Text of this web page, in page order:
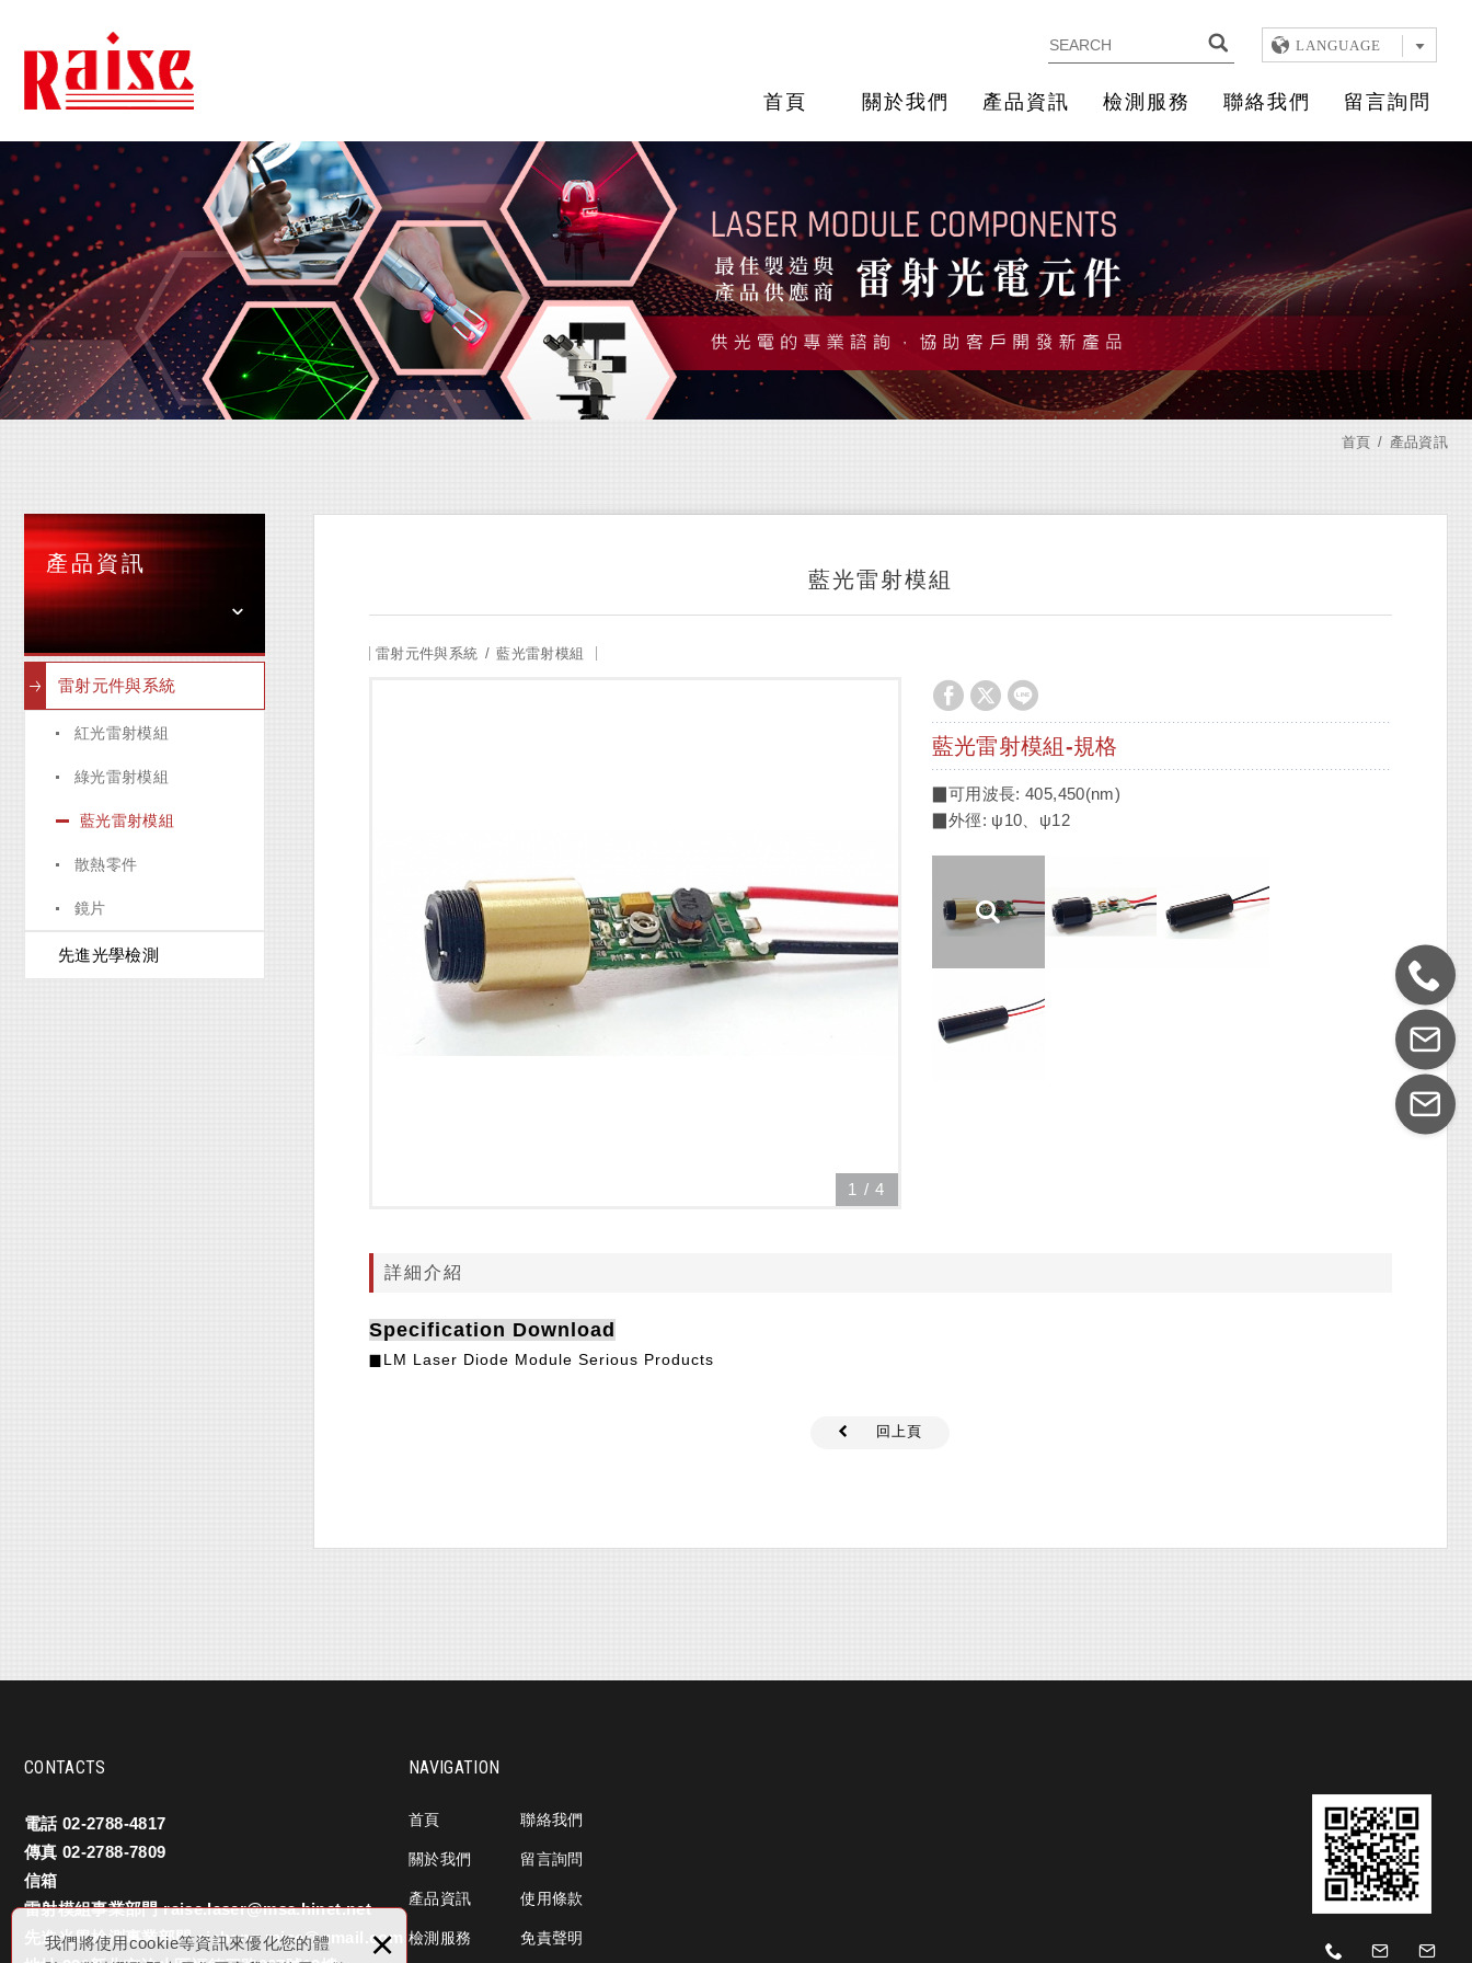
我們將使用cookie等資訊來優化您的體
×
LANGUAGE
首頁 關於我們 產品資訊 檢測服務 聯絡我們 留言詢問
首頁 產品資訊
產品資訊
雷射元件與系統
紅光雷射模組
綠光雷射模組
藍光雷射模組
散熱零件
鏡片
先進光學檢測
藍光雷射模組
雷射元件與系統 藍光雷射模組
藍光雷射模組-規格
▉可用波長: 405,450(nm)
▉外徑: ψ10、ψ12
1 /4
詳細介紹
Specification Download
LM Laser Diode Module Serious Products
回上頁
CONTACTS
電話 02-2788-4817
傳真 02-2788-7809
信箱
雷射模組事業部門raise.laser@msa.hinet.net
先進光學檢測事業部門cjcheng.raise@gmail.com
NAVIGATION
首頁
關於我們
產品資訊
檢測服務
聯絡我們
留言詢問
使用條款
免責聲明